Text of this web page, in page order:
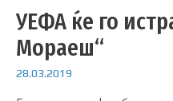
УЕФА ќе го
Мораеш“
28.03.2019